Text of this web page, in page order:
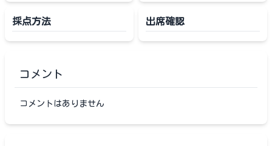
採点方法 出席確認
コメント
コメントはありません